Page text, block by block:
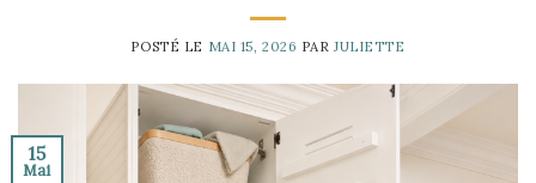
POSTÉ LE MAI 15, 2026 PARJULIETTE
15
Mai